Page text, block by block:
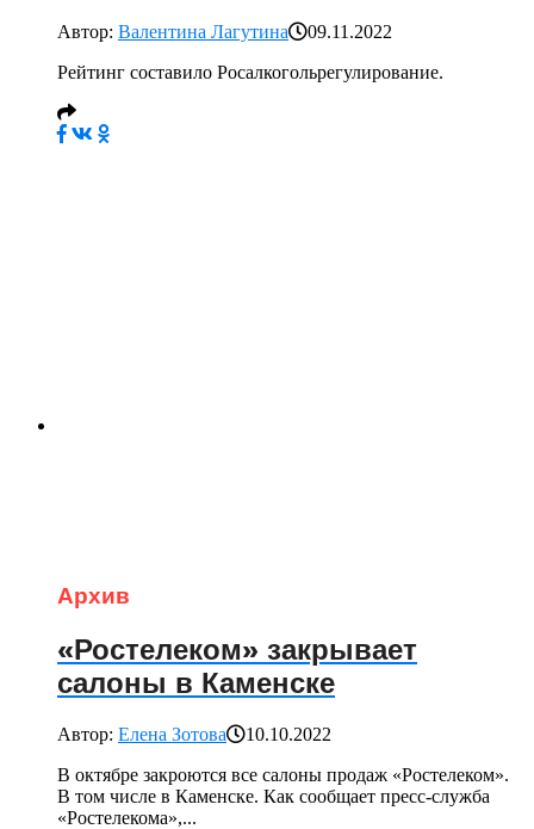
Автор: Валентина Лагутина
09.11.2022
Рейтинг составило Росалкогольрегулирование.
Архив
«Ростелеком» закрывает
салоны в Каменске
Автор: Елена Зотова
10.10.2022
В октябре закроются все салоны продаж «Ростелеком».
В том числе в Каменске. Как сообщает пресс-служба
«Ростелекома»,...